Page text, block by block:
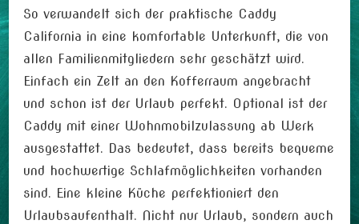
So verwandelt sich der praktische Caddy
California in eine komfortable Unterkunft, die von
allen Familienmitgliedern sehr geschätzt wird.
Einfach ein Zelt an den Kofferraum angebracht
und schon ist der Urlaub perfekt. Optional ist der
Caddy mit einer Wohnmobilzulassung ab Werk
ausgestattet. Das bedeutet, dass bereits bequeme
und hochwertige Schlafmöglichkeiten vorhanden
sind. Eine kleine Küche perfektioniert den
Urlaubsaufenthalt. Nicht nur Urlaub, sondern auch